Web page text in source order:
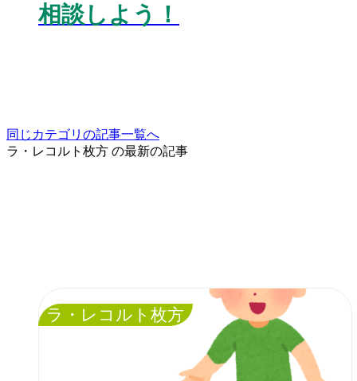
相談しよう！
同じカテゴリの記事⼀覧へ
ラ・レコルト枚方 の最新の記事
ラ・レコルト枚方